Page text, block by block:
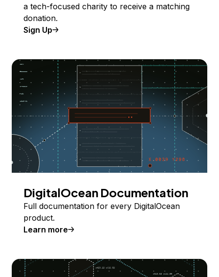
a tech-focused charity to receive a matching
donation.
Sign Up
DigitalOcean Documentation
Full documentation for every DigitalOcean
product.
Learn more